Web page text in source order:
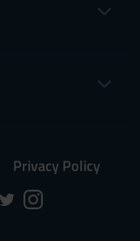
Privacy Policy